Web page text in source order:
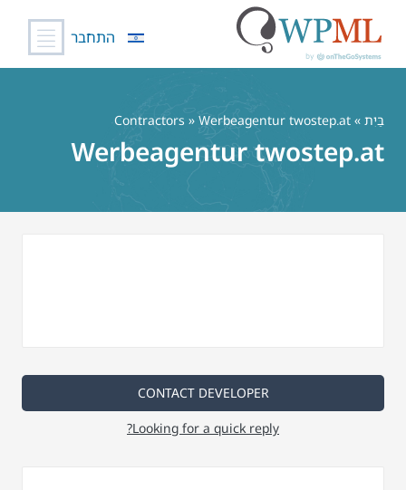
התחבר
בַּיִת »
Contractors » Werbeagentur twostep.at
Werbeagentur twostep.at
CONTACT DEVELOPER
Looking for a quick reply?